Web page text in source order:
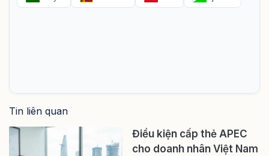
Tin liên quan
Điều kiện cấp thẻ APEC
cho doanh nhân Việt Nam